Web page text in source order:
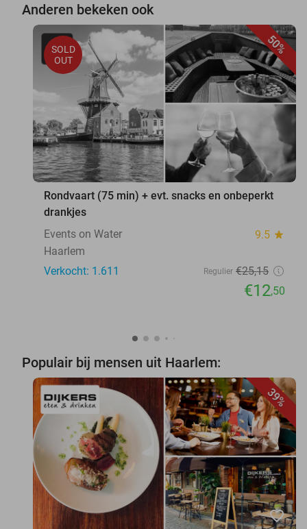
Anderen bekeken ook
50%
SOLD
OUT
Rondvaart (75 min) + evt. snacks en onbeperkt
drankjes
Events on Water
9.5 star
Haarlem
Verkocht: 1.611
Regulier €25,15
€12,50
Populair bij mensen uit Haarlem:
39%
favorite_border